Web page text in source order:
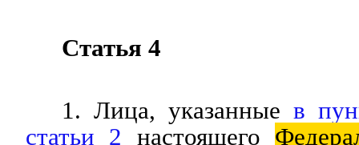
Статья 4
1. Лица, указанные в
статьи 2 настоящего